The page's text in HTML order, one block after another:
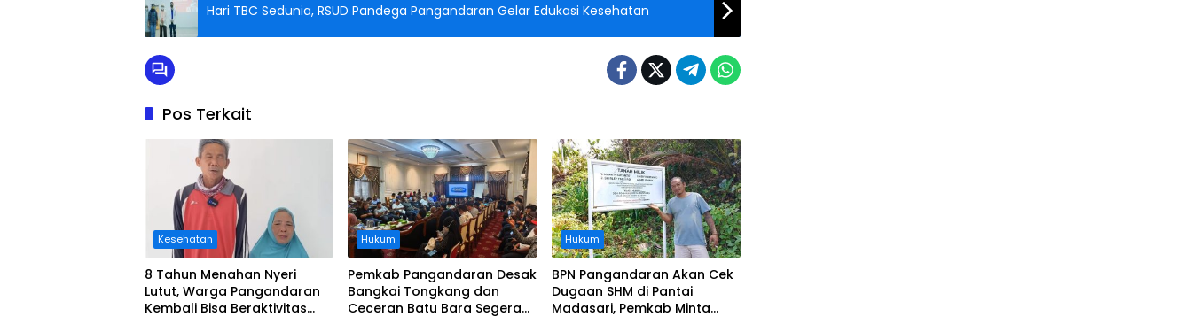
Hari TBC Sedunia, RSUD Pandega Pangandaran Gelar Edukasi Kesehatan
Pos Terkait
Kesehatan
8 Tahun Menahan Nyeri
Lutut, Warga Pangandaran
Kembali Bisa Beraktivitas
Hukum
Pemkab Pangandaran Desak
Bangkai Tongkang dan
Ceceran Batu Bara Segera
Hukum
BPN Pangandaran Akan Cek
Dugaan SHM di Pantai
Madasari, Pemkab Minta